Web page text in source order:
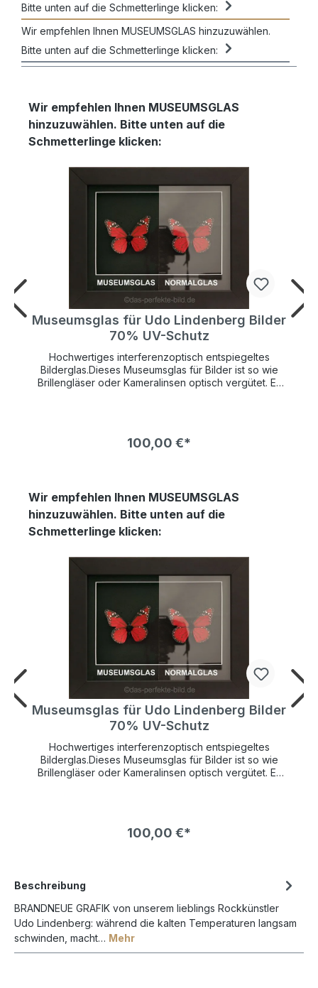
Bitte unten auf die Schmetterlinge klicken:
Wir empfehlen Ihnen MUSEUMSGLAS hinzuzuwählen.
Bitte unten auf die Schmetterlinge klicken:
Wir empfehlen Ihnen MUSEUMSGLAS
hinzuzuwählen. Bitte unten auf die
Schmetterlinge klicken:
Museumsglas für Udo Lindenberg Bilder
70% UV-Schutz
Hochwertiges interferenzoptisch entspiegeltes
Bilderglas.Dieses Museumsglas für Bilder ist so wie
Brillengläser oder Kameralinsen optisch vergütet. Es
und kontrastreicher als bei normalem Bilderglas NUR
100,00 €*
Wir empfehlen Ihnen MUSEUMSGLAS
hinzuzuwählen. Bitte unten auf die
Schmetterlinge klicken:
Museumsglas für Udo Lindenberg Bilder
70% UV-Schutz
Hochwertiges interferenzoptisch entspiegeltes
Bilderglas.Dieses Museumsglas für Bilder ist so wie
Brillengläser oder Kameralinsen optisch vergütet. Es
und kontrastreicher als bei normalem Bilderglas NUR
100,00 €*
Beschreibung
BRANDNEUE GRAFIK von unserem lieblings Rockkünstler
Udo Lindenberg: während die kalten Temperaturen langsam
schwinden, macht… Mehr